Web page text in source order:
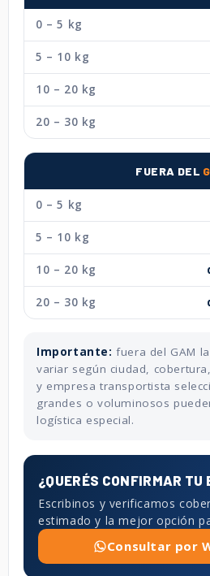
0 – 5 kg
5 – 10 kg
10 – 20 kg
20 – 30 kg
FUERA DEL
0 – 5 kg
5 – 10 kg
10 – 20 kg
20 – 30 kg
Importante: fuera del GAM
variar según ciudad,
y empresa transportista
grandes o voluminosos
logística especial.
¿QUERÉS CONFIRMAR TU
Escribinos y verificamos
estimado y la mejor opción
Consultar por